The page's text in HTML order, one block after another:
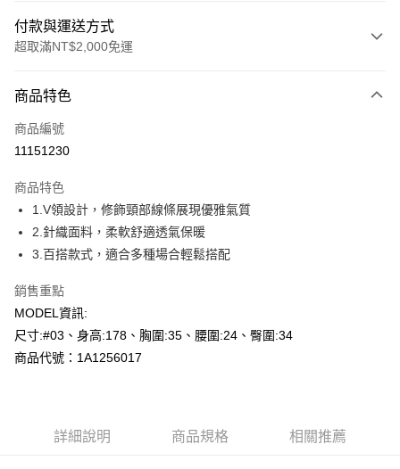
付款與運送方式
超取滿NT$2,000免運
信用卡一次付款
超商取貨付款
Apple Pay
悠遊付
全盈+PAY
AFTEE先享後付
相關說明
１．簡單：不需註冊會員、不需綁卡、不需儲值。
２．便利：只要手機號碼，簡訊認證，即可結帳。
全家--滿2000元免運
商品特色
商品編號
11151230
商品特色
1.V領設計，修飾頸部線條展現優雅氣質
2.針織面料，柔軟舒適透氣保暖
3.百搭款式，適合多種場合輕鬆搭配
銷售重點
MODEL資訊:
尺寸:#03、身高:178、胸圍:35、腰圍:24、臀圍:34
商品代號：1A1256017
詳細說明 商品規格 相關推薦